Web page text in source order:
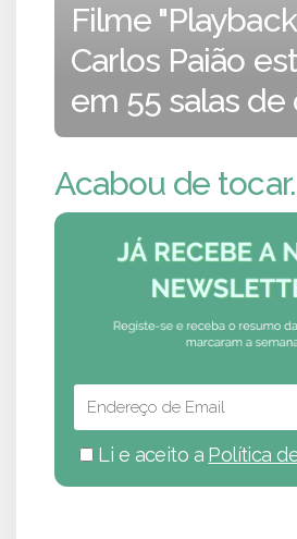
Filme
Carlos Paião
em 55 salas de
Acabou de
Li e aceito a Política